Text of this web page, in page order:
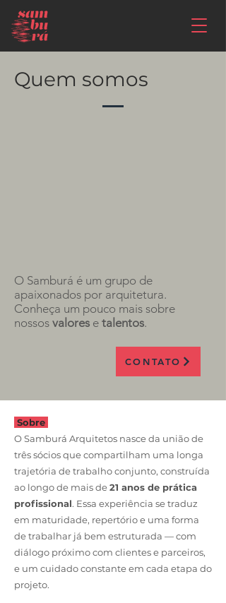
Quem somos
O Samburá é um grupo de
apaixonados por arquitetura.
Conheça um pouco mais sobre
nossos valores e talentos.
CONTATO
Sobre
O Samburá Arquitetos nasce da união de
três sócios que compartilham uma longa
trajetória de trabalho conjunto, construída
ao longo de mais de21 anos de prática
profissional. Essa experiência se traduz
em maturidade, repertório e uma forma
de trabalhar já bem estruturada — com
diálogo próximo com clientes e parceiros,
e um cuidado constante em cada etapa do
projeto.